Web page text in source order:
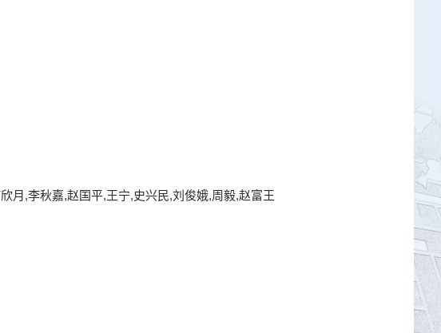
月,李秋嘉,赵国平,王宁,史兴民,刘俊娥,周毅,赵富王